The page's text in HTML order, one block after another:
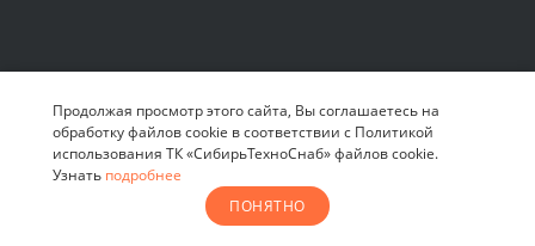
© 2026 ИП Иванов М.А. Все права защищены
Продолжая просмотр этого сайта, Вы соглашаетесь на
обработку файлов cookie в соответствии с Политикой
использования ТК «СибирьТехноСнаб» файлов cookie.
Узнать подробнее
ПОНЯТНО